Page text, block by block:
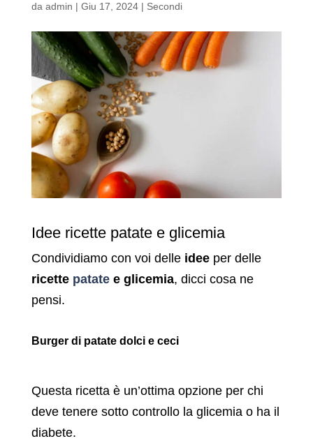
da admin | Giu 17, 2024| Secondi
Idee ricette patate e glicemia
Condividiamo con voi delle ideeper delle
ricette patatee glicemia, dicci cosa ne
pensi.
Burger di patate dolci e ceci
Questa ricetta è un’ottima opzione per chi
deve tenere sotto controllo la glicemia o ha il
diabete.